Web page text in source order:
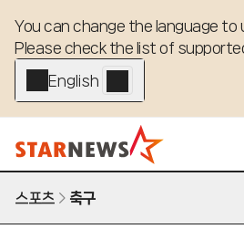
You can change the language to
Please check the list of
English - EN
스포츠 축구